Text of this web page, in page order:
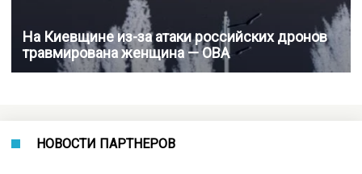
На Киевщине из-за атаки российских дронов
травмирована женщина — ОВА
НОВОСТИ ПАРТНЕРОВ